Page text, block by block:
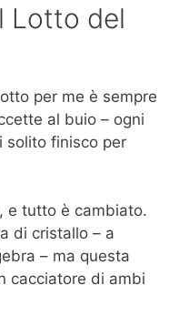
Lotto del
per me è sempre
al buio – ogni
solito finisco per
, e tutto è cambiato.
di cristallo – a
– ma questa
cacciatore di ambi